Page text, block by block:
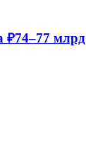
₽74–77 млрд